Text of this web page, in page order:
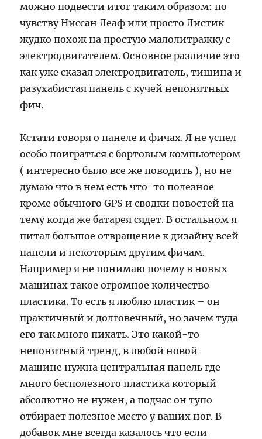
можно подвести итог таким образом: по
чувству Ниссан Леаф или просто Листик
жудко похож на простую малолитражку с
электродвигателем. Основное различие это
как уже сказал электродвигатель, тишина и
разухабистая панель с кучей непонятных
фич.
Кстати говоря о панеле и фичах. Я не успел
особо поиграться с бортовым компьютером
( интересно было все же поводить ), но не
думаю что в нем есть что-то полезное
кроме обычного GPS и сводки новостей на
тему когда же батарея сядет. В остальном я
питал большое отвращение к дизайну всей
панели и некоторым другим фичам.
Например я не понимаю почему в новых
машинах такое огромное количество
пластика. То есть я люблю пластик – он
практичный и долговечный, но зачем туда
его так много пихать. Это какой-то
непонятный тренд, в любой новой
машине нужна центральная панель где
много бесполезного пластика который
абсолютно не нужен, а подчас он тупо
отбирает полезное место у ваших ног. В
добавок мне всегда казалось что если